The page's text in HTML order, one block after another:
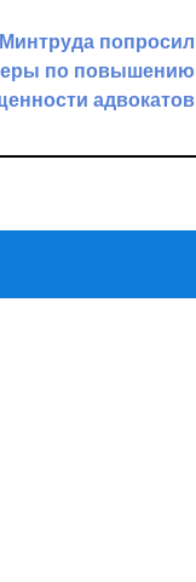
попросил
по повышению
адвокатов